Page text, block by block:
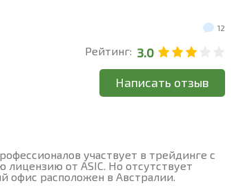
12
Рейтинг: 3.0
Написать отзыв
участвует в трейдинге с
лицензию от ASIC. Но отсутствует
офис расположен в Австралии.